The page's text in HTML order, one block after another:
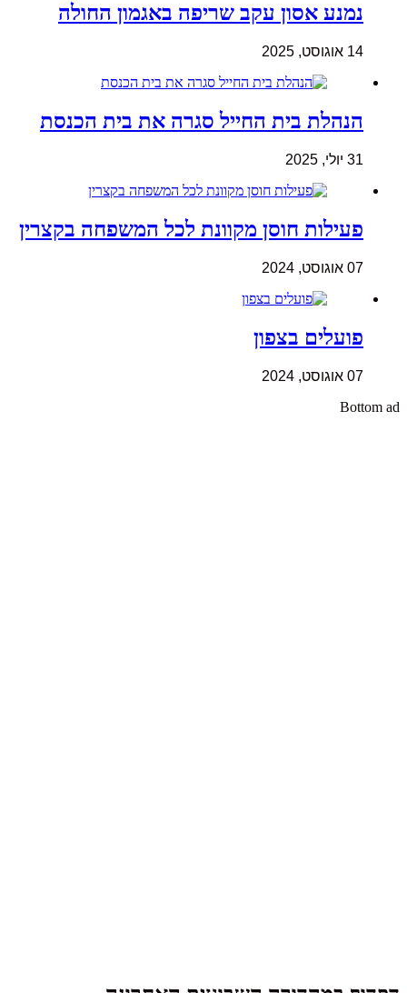
נמנע אסון עקב שריפה באגמון החולה
14 אוגוסט, 2025
הנהלת בית החייל סגרה את בית הכנסת
31 יולי, 2025
פעילות חוסן מקוונת לכל המשפחה בקצרין
07 אוגוסט, 2024
פועלים בצפון
07 אוגוסט, 2024
Bottom ad